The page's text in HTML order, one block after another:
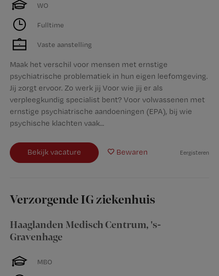
WO
Fulltime
Vaste aanstelling
Maak het verschil voor mensen met ernstige
psychiatrische problematiek in hun eigen leefomgeving.
Jij zorgt ervoor. Zo werk jij Voor wie jij er als
verpleegkundig specialist bent? Voor volwassenen met
ernstige psychiatrische aandoeningen (EPA), bij wie
psychische klachten vaak...
Bekijk vacature Bewaren Eergisteren
Verzorgende IG ziekenhuis
Haaglanden Medisch Centrum, 's-
Gravenhage
MBO